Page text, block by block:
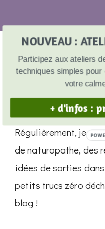
13/08/2022
Bienvenue dans
Régulièrement, je
de naturopathe, des
idées de sorties
petits trucs zéro
blog !
NOUVEAU :
Participez aux ateliers
techniques simples
votre
+ d'infos :